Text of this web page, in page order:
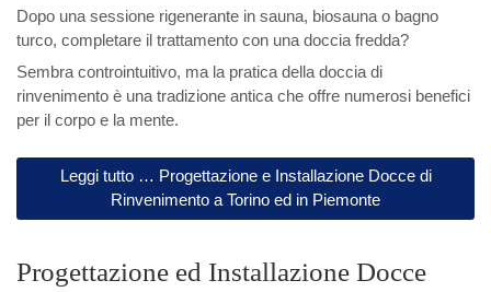
Architettura d’
Dopo una sessione rigenerante in sauna, biosauna o bagno
turco, completare il trattamento con una doccia fredda?
Sembra controintuitivo, ma la pratica della doccia di
rinvenimento è una tradizione antica che offre numerosi benefici
per il corpo e la mente.
Leggi tutto … Progettazione e Installazione Docce di
Rinvenimento a Torino ed in Piemonte
Progettazione ed Installazione Docce